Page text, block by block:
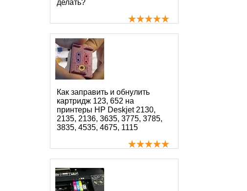
делать?
Как заправить и обнулить
картридж 123, 652 на
принтеры HP Deskjet 2130,
2135, 2136, 3635, 3775, 3785,
3835, 4535, 4675, 1115